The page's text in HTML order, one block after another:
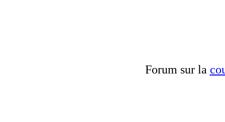
Forum sur la